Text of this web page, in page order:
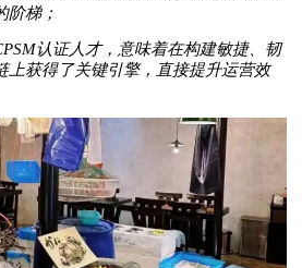
阶梯；
认证人才，意味着在构建敏捷、韧
上获得了关键引擎，直接提升运营效